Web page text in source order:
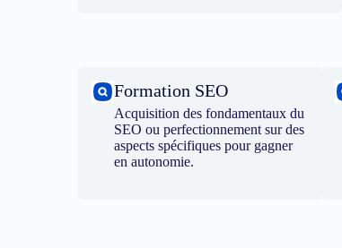
Formation SEO
Acquisition des fondamentaux du
SEO ou perfectionnement sur des
aspects spécifiques pour gagner
en autonomie.